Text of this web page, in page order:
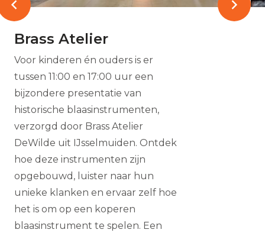
Brass Atelier
Voor kinderen én ouders is er
tussen 11:00 en 17:00 uur een
bijzondere presentatie van
historische blaasinstrumenten,
verzorgd door Brass Atelier
DeWilde uit IJsselmuiden. Ontdek
hoe deze instrumenten zijn
opgebouwd, luister naar hun
unieke klanken en ervaar zelf hoe
het is om op een koperen
blaasinstrument te spelen. Een